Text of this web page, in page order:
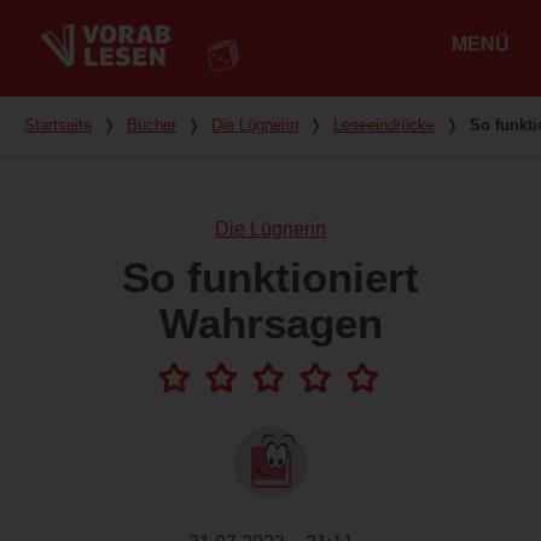
MENÜ
Du bist hier
Startseite ❭ Bücher ❭ Die Lügnerin ❭ Leseeindrücke ❭ So
Die Lügnerin
So funktioniert
Wahrsagen